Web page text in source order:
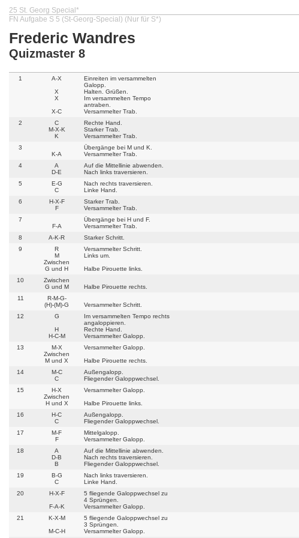
25 St. Georg Special*
FN Aufgabe S 5 (St-Georg-Special) (Nur für S*)
Frederic Wandres
Quizmaster 8
1
A-X
X
X
X-C
Einreiten im versammelten
Galopp.
Halten. Grüßen.
Im versammelten Tempo
antraben.
Versammelter Trab.
2
C
M-X-K
K
Rechte Hand.
Starker Trab.
Versammelter Trab.
3
K-A
Übergänge bei M und K.
Versammelter Trab.
4
A
D-E
Auf die Mittellinie abwenden.
Nach links traversieren.
5
E-G
C
Nach rechts traversieren.
Linke Hand.
6
H-X-F
F
Starker Trab.
Versammelter Trab.
7
F-A
Übergänge bei H und F.
Versammelter Trab.
8 A-K-R Starker Schritt.
9
R
M
Zwischen
G und H
Versammelter Schritt.
Links um.
Halbe Pirouette links.
10
Zwischen
G und M
Halbe Pirouette rechts.
11
R-M-G-
(H)-(M)-G
Versammelter Schritt.
12
G
H
H-C-M
Im versammelten Tempo rechts
angaloppieren.
Rechte Hand.
Versammelter Galopp.
13
M-X
Zwischen
M und X
Versammelter Galopp.
Halbe Pirouette rechts.
14
M-C
C
Außengalopp.
Fliegender Galoppwechsel.
15
H-X
Zwischen
H und X
Versammelter Galopp.
Halbe Pirouette links.
16
H-C
C
Außengalopp.
Fliegender Galoppwechsel.
17
M-F
F
Mittelgalopp.
Versammelter Galopp.
18
A
D-B
B
Auf die Mittellinie abwenden.
Nach rechts traversieren.
Fliegender Galoppwechsel.
19
B-G
C
Nach links traversieren.
Linke Hand.
20
H-X-F
F-A-K
5 fliegende Galoppwechsel zu
4 Sprüngen.
Versammelter Galopp.
21
K-X-M
M-C-H
5 fliegende Galoppwechsel zu
3 Sprüngen.
Versammelter Galopp.